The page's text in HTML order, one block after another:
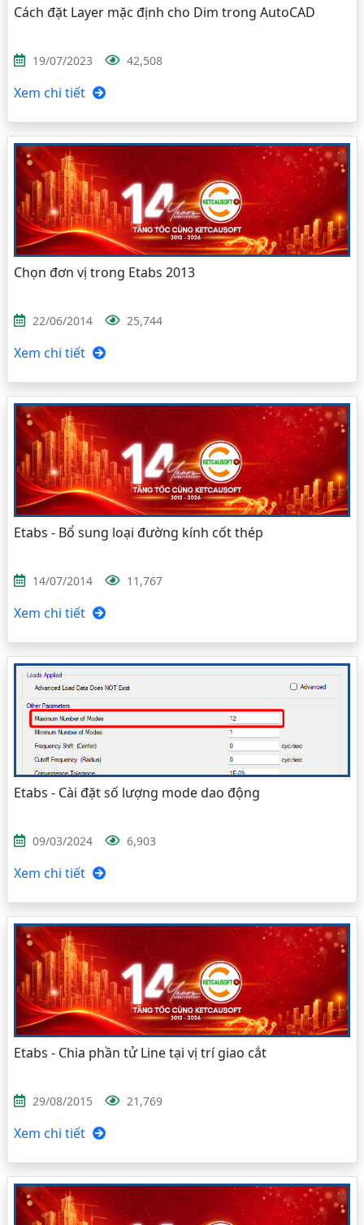
Cách đặt Layer mặc định cho Dim trong AutoCAD
19/07/2023 42,508
Xem chi tiết
Chọn đơn vị trong Etabs 2013
22/06/2014 25,744
Xem chi tiết
Etabs - Bổ sung loại đường kính cốt thép
14/07/2014 11,767
Xem chi tiết
Etabs - Cài đặt số lượng mode dao động
09/03/2024 6,903
Xem chi tiết
Etabs - Chia phần tử Line tại vị trí giao cắt
29/08/2015 21,769
Xem chi tiết